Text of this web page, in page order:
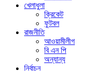
খেলাধুলা
ক্রিকেট
ফুটবল
রাজনীতি
আওয়ামীলীগ
বি এন পি
অন্যান্য
নির্বাচন